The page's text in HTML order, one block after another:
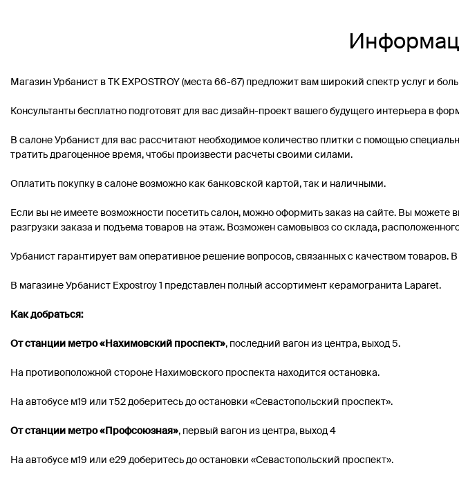
Магазин Урбанист в ТК EXPOSTROY (места 66-67) предложит вам широкий спектр услуг и
Консультанты бесплатно подготовят для вас дизайн-проект вашего будущего интерьера в
В салоне Урбанист для вас рассчитают необходимое количество плитки с помощью
тратить драгоценное время, чтобы произвести расчеты своими силами.
Оплатить покупку в салоне возможно как банковской картой, так и наличными.
Если вы не имеете возможности посетить салон, можно оформить заказ на сайте. Вы
разгрузки заказа и подъема товаров на этаж. Возможен самовывоз со склада,
Урбанист гарантирует вам оперативное решение вопросов, связанных с качеством товаров.
В магазине Урбанист Expostroy 1 представлен полный ассортимент керамогранита Laparet.
Как добраться:
От станции метро «Нахимовский проспект», последний вагон из центра, выход 5.
На противоположной стороне Нахимовского проспекта находится остановка.
На автобусе м19 или т52 доберитесь до остановки «Севастопольский проспект».
От станции метро «Профсоюзная», первый вагон из центра, выход 4
На автобусе м19 или е29 доберитесь до остановки «Севастопольский проспект».